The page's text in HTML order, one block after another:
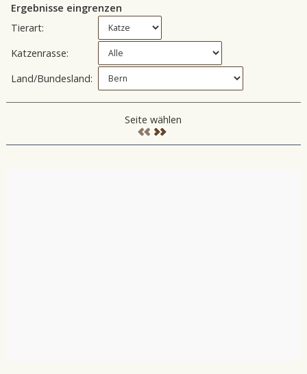
Ergebnisse eingrenzen
Tierart:
Katzenrasse:
Land/Bundesland:
Seite wählen